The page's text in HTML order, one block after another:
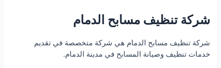
شركة تنظيف مسابح الدمام
شركة تنظيف مسابح الدمام هي شركة متخصصة في تقديم
خدمات تنظيف وصيانة المسابح في مدينة الدمام.